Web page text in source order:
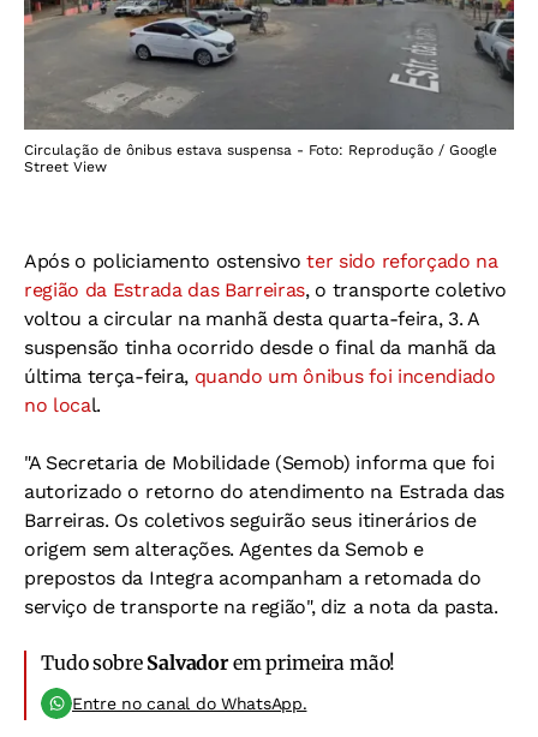
Circulação de ônibus estava suspensa - Foto: Reprodução / Google
Street View
Após o policiamento ostensivoter sido reforçado na
região da Estrada das Barreiras, o transporte coletivo
voltou a circular na manhã desta quarta-feira, 3. A
suspensão tinha ocorrido desde o final da manhã da
última terça-feira, quando um ônibus foi incendiado
no local.
"A Secretaria de Mobilidade (Semob) informa que foi
autorizado o retorno do atendimento na Estrada das
Barreiras. Os coletivos seguirão seus itinerários de
origem sem alterações. Agentes da Semob e
prepostos da Integra acompanham a retomada do
serviço de transporte na região", diz a nota da pasta.
Tudo sobre Salvadorem primeira mão!
Entre no canal do WhatsApp.